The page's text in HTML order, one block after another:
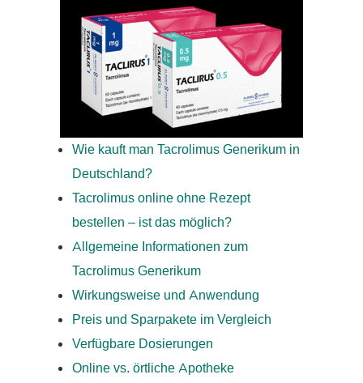
Wie kauft man Tacrolimus Generikum in
Deutschland?
Tacrolimus online ohne Rezept
bestellen – ist das möglich?
Allgemeine Informationen zum
Tacrolimus Generikum
Wirkungsweise und Anwendung
Preis und Sparpakete im Vergleich
Verfügbare Dosierungen
Online vs. örtliche Apotheke